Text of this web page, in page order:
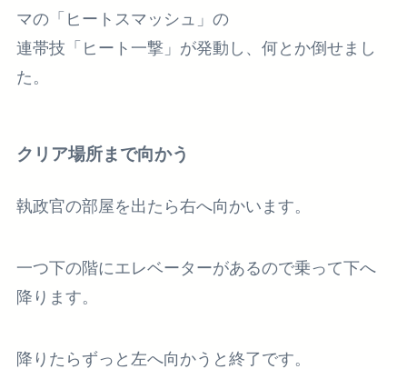
マの「ヒートスマッシュ」の
連帯技「ヒート一撃」が発動し、何とか倒せまし
た。
クリア場所まで向かう
執政官の部屋を出たら右へ向かいます。
一つ下の階にエレベーターがあるので乗って下へ
降ります。
降りたらずっと左へ向かうと終了です。